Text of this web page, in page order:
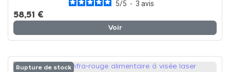
5/5 - 3 avis
58,51 €
Voir
Rupture de stock